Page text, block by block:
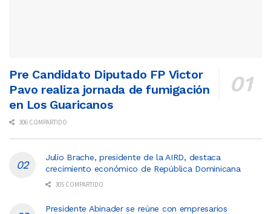
Pre Candidato Diputado FP Victor
Pavo realiza jornada de fumigación
en Los Guaricanos
306 COMPARTIDO
Julio Brache, presidente de la AIRD, destaca
crecimiento económico de República Dominicana
305 COMPARTIDO
Presidente Abinader se reúne con empresarios